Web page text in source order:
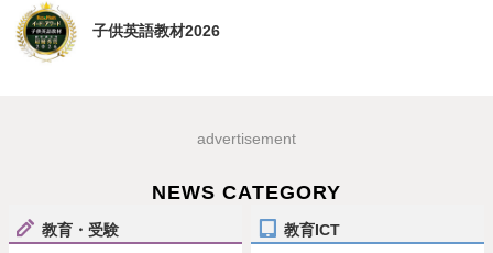
子供英語教材2026
advertisement
NEWS CATEGORY
教育・受験 教育ICT